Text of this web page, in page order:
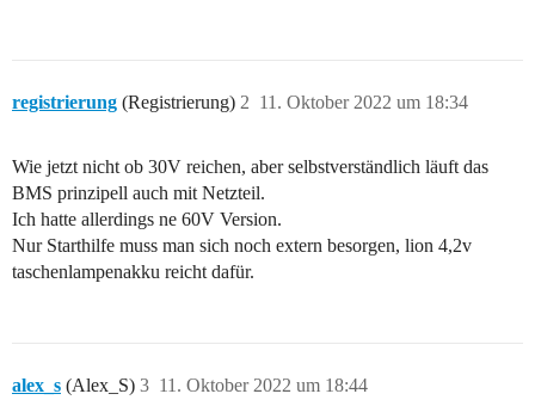
registrierung (Registrierung) 11. Oktober 2022 um 18:34
2
Wie jetzt nicht ob 30V reichen, aber selbstverständlich läuft das
BMS prinzipell auch mit Netzteil.
Ich hatte allerdings ne 60V Version.
Nur Starthilfe muss man sich noch extern besorgen, lion 4,2v
taschenlampenakku reicht dafür.
alex_s (Alex_S) 11. Oktober 2022 um 18:44
3